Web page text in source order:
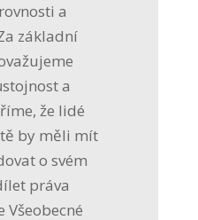
a
základní
a
že lidé
by měli mít
o svém
práva
Všeobecné